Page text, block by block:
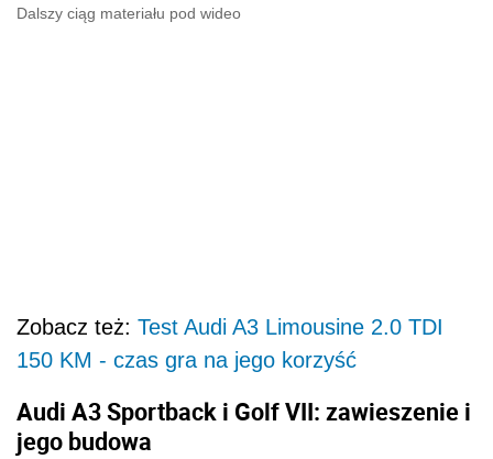
Dalszy ciąg materiału pod wideo
Zobacz też: Test Audi A3 Limousine 2.0 TDI
150 KM - czas gra na jego korzyść
Audi A3 Sportback i Golf VII: zawieszenie i
jego budowa